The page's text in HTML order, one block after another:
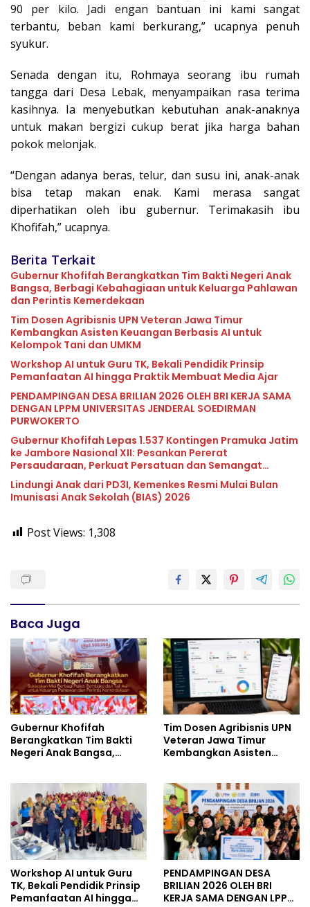
90 per kilo. Jadi engan bantuan ini kami sangat
terbantu, beban kami berkurang,” ucapnya penuh
syukur.
Senada dengan itu, Rohmaya seorang ibu rumah
tangga dari Desa Lebak, menyampaikan rasa terima
kasihnya. Ia menyebutkan kebutuhan anak-anaknya
untuk makan bergizi cukup berat jika harga bahan
pokok melonjak.
“Dengan adanya beras, telur, dan susu ini, anak-anak
bisa tetap makan enak. Kami merasa sangat
diperhatikan oleh ibu gubernur. Terimakasih ibu
Khofifah,” ucapnya.
Berita Terkait
Gubernur Khofifah Berangkatkan Tim Bakti Negeri Anak
Bangsa, Berbagi Kebahagiaan untuk Keluarga Pahlawan
dan Perintis Kemerdekaan
Tim Dosen Agribisnis UPN Veteran Jawa Timur
Kembangkan Asisten Keuangan Berbasis AI untuk
Kelompok Tani dan UMKM
Workshop AI untuk Guru TK, Bekali Pendidik Prinsip
Pemanfaatan AI hingga Praktik Membuat Media Ajar
PENDAMPINGAN DESA BRILIAN 2026 OLEH BRI KERJA SAMA
DENGAN LPPM UNIVERSITAS JENDERAL SOEDIRMAN
PURWOKERTO
Gubernur Khofifah Lepas 1.537 Kontingen Pramuka Jatim
ke Jambore Nasional XII: Pesankan Pererat
Persaudaraan, Perkuat Persatuan dan Semangat
Nasionalisme
Lindungi Anak dari PD3I, Kemenkes Resmi Mulai Bulan
Imunisasi Anak Sekolah (BIAS) 2026
Post Views: 1,308
Baca Juga
Gubernur Khofifah
Berangkatkan Tim Bakti
Negeri Anak Bangsa,
dan Perintis Kemerdekaan
Tim Dosen Agribisnis UPN
Veteran Jawa Timur
Kembangkan Asisten
UMKM
Workshop AI untuk Guru
TK, Bekali Pendidik Prinsip
Pemanfaatan AI hingga
PENDAMPINGAN DESA
BRILIAN 2026 OLEH BRI
KERJA SAMA DENGAN LPPM